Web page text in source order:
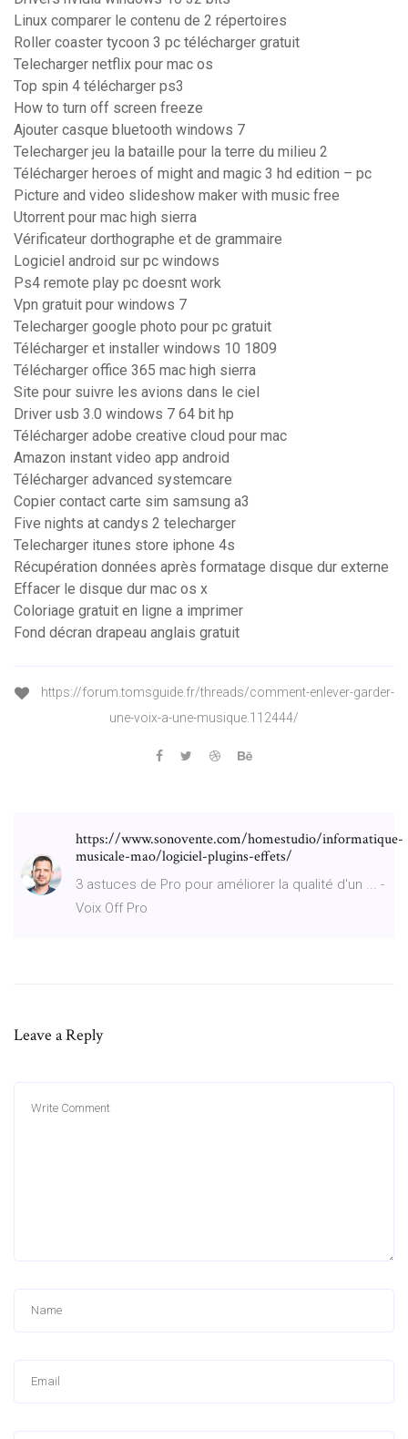
Linux comparer le contenu de 2 répertoires
Roller coaster tycoon 3 pc télécharger gratuit
Telecharger netflix pour mac os
Top spin 4 télécharger ps3
How to turn off screen freeze
Ajouter casque bluetooth windows 7
Telecharger jeu la bataille pour la terre du milieu 2
Télécharger heroes of might and magic 3 hd edition – pc
Picture and video slideshow maker with music free
Utorrent pour mac high sierra
Vérificateur dorthographe et de grammaire
Logiciel android sur pc windows
Ps4 remote play pc doesnt work
Vpn gratuit pour windows 7
Telecharger google photo pour pc gratuit
Télécharger et installer windows 10 1809
Télécharger office 365 mac high sierra
Site pour suivre les avions dans le ciel
Driver usb 3.0 windows 7 64 bit hp
Télécharger adobe creative cloud pour mac
Amazon instant video app android
Télécharger advanced systemcare
Copier contact carte sim samsung a3
Five nights at candys 2 telecharger
Telecharger itunes store iphone 4s
Récupération données après formatage disque dur externe
Effacer le disque dur mac os x
Coloriage gratuit en ligne a imprimer
Fond décran drapeau anglais gratuit
https://forum.tomsguide.fr/threads/comment-enlever-garder-
une-voix-a-une-musique.112444/
https://www.sonovente.com/homestudio/informatique-
musicale-mao/logiciel-plugins-effets/
3 astuces de Pro pour améliorer la qualité d'un ... -
Voix Off Pro
Leave a Reply